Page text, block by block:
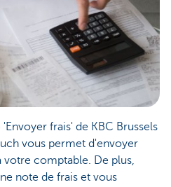
frais' de KBC Brussels
vous permet d'envoyer
votre comptable. De plus,
note de frais et vous